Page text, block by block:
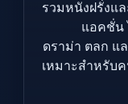
รวมหนังฝรั่งแ
แอคชั่น
ดราม่า ตลก แ
เหมาะสำหรับ